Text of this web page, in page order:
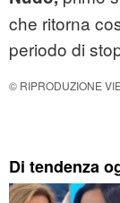
che ritorna
periodo di
© RIPRODUZIONE
Di tendenza